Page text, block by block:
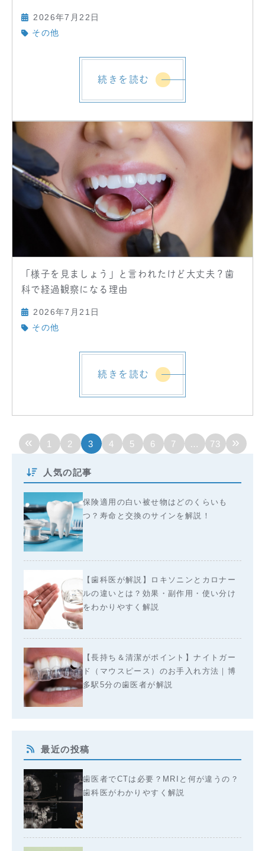
2026年7月22日
その他
続きを読む
「様子を見ましょう」と言われたけど大丈夫？歯
科で経過観察になる理由
2026年7月21日
その他
続きを読む
« 1 2 3 4 5 6 7 … 73 »
人気の記事
保険適用の白い被せ物はどのくらいも
つ？寿命と交換のサインを解説！
【歯科医が解説】ロキソニンとカロナー
ルの違いとは？効果・副作用・使い分け
をわかりやすく解説
【長持ち＆清潔がポイント】ナイトガー
ド（マウスピース）のお手入れ方法｜博
多駅5分の歯医者が解説
最近の投稿
歯医者でCTは必要？MRIと何が違うの？
歯科医がわかりやすく解説